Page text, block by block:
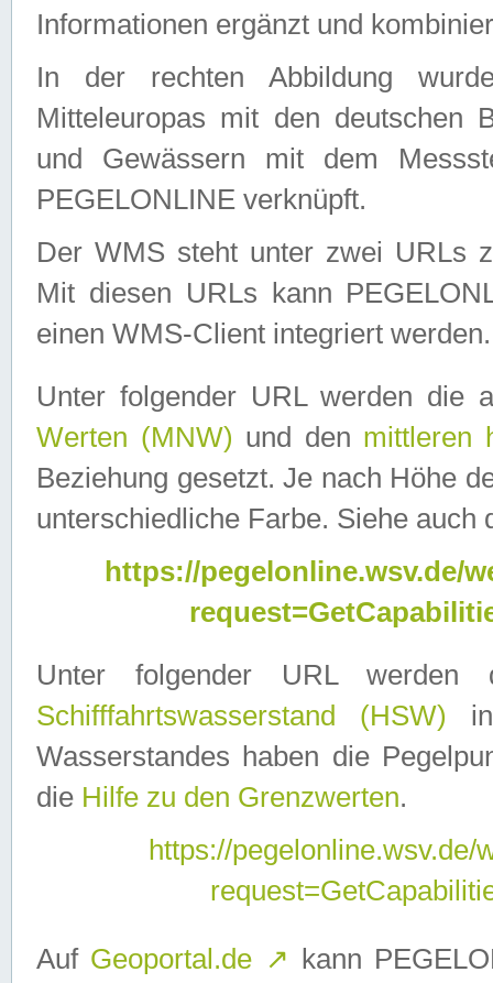
Informationen ergänzt und
In der rechten Abbildung
Mitteleuropas mit den deutschen
und Gewässern mit dem
PEGELONLINE verknüpft.
Der WMS steht unter zwei URLs
Mit diesen URLs kann
einen WMS-Client integriert werden.
Unter folgender URL werden die
Werten (MNW) und den mittleren
Beziehung gesetzt. Je nach Höhe
unterschiedliche Farbe. Siehe auch
https://pegelonline.wsv.de/
Unter folgender URL
Schifffahrtswasserstand (HSW)
Wasserstandes haben die
die Hilfe zu den Grenzwerten.
https://
Auf Geoportal.de ↗ kann